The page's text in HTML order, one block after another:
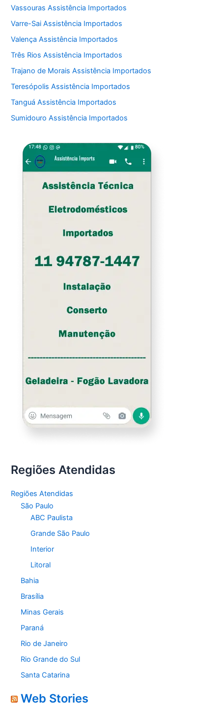
Vassouras Assistência Importados
Varre-Sai Assistência Importados
Valença Assistência Importados
Três Rios Assistência Importados
Trajano de Morais Assistência Importados
Teresópolis Assistência Importados
Tanguá Assistência Importados
Sumidouro Assistência Importados
Regiões Atendidas
Regiões Atendidas
São Paulo
ABC Paulista
Grande São Paulo
Interior
Litoral
Bahia
Brasília
Minas Gerais
Paraná
Rio de Janeiro
Rio Grande do Sul
Santa Catarina
Web Stories